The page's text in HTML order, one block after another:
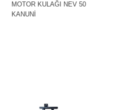
MOTOR KULAĞI NEV 50
KANUNİ